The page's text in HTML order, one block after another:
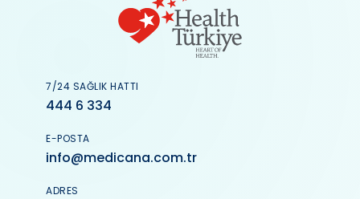
7/24 SAĞLIK HATTI
444 6 334
E-POSTA
info@medicana.com.tr
ADRES